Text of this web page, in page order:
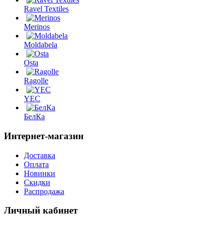
Ravel Textiles
Merinos
Moldabela
Osta
Ragolle
YEC
БелКа
Интернет-магазин
Доставка
Оплата
Новинки
Скидки
Распродажа
Личный кабинет